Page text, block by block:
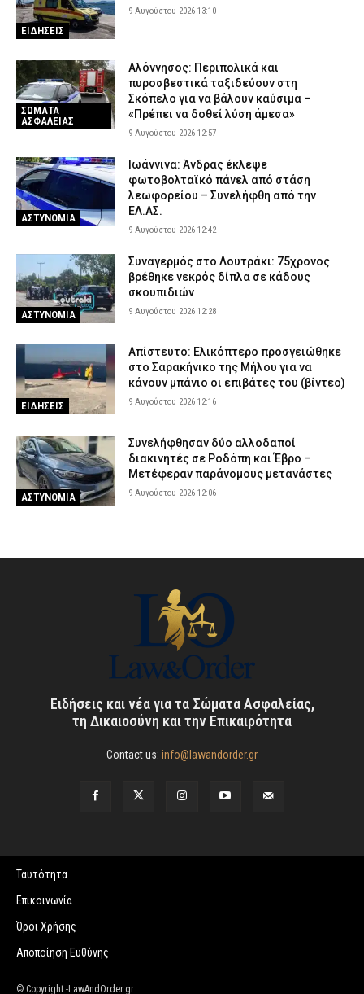
ΕΙΔΗΣΕΙΣ
9 Αυγούστου 2026 13:10
ΣΩΜΑΤΑ
ΑΣΦΑΛΕΙΑΣ
Αλόννησος: Περιπολικά και
πυροσβεστικά ταξιδεύουν στη
Σκόπελο για να βάλουν καύσιμα –
«Πρέπει να δοθεί λύση άμεσα»
9 Αυγούστου 2026 12:57
ΑΣΤΥΝΟΜΙΑ
Ιωάννινα: Άνδρας έκλεψε
φωτοβολταϊκό πάνελ από στάση
λεωφορείου – Συνελήφθη από την
ΕΛ.ΑΣ.
9 Αυγούστου 2026 12:42
ΑΣΤΥΝΟΜΙΑ
Συναγερμός στο Λουτράκι: 75χρονος
βρέθηκε νεκρός δίπλα σε κάδους
σκουπιδιών
9 Αυγούστου 2026 12:28
ΕΙΔΗΣΕΙΣ
Απίστευτο: Ελικόπτερο προσγειώθηκε
στο Σαρακήνικο της Μήλου για να
κάνουν μπάνιο οι επιβάτες του (βίντεο)
9 Αυγούστου 2026 12:16
ΑΣΤΥΝΟΜΙΑ
Συνελήφθησαν δύο αλλοδαποί
διακινητές σε Ροδόπη και Έβρο –
Μετέφεραν παράνομους μετανάστες
9 Αυγούστου 2026 12:06
Ειδήσεις και νέα για τα Σώματα Ασφαλείας,
τη Δικαιοσύνη και την Επικαιρότητα
Contact us: info@lawandorder.gr
Ταυτότητα
Επικοινωνία
Όροι Χρήσης
Αποποίηση Ευθύνης
© Copyright -LawAndOrder.gr